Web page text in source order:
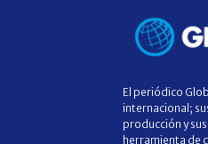
El periódico
internacional;
producción y
herramienta de